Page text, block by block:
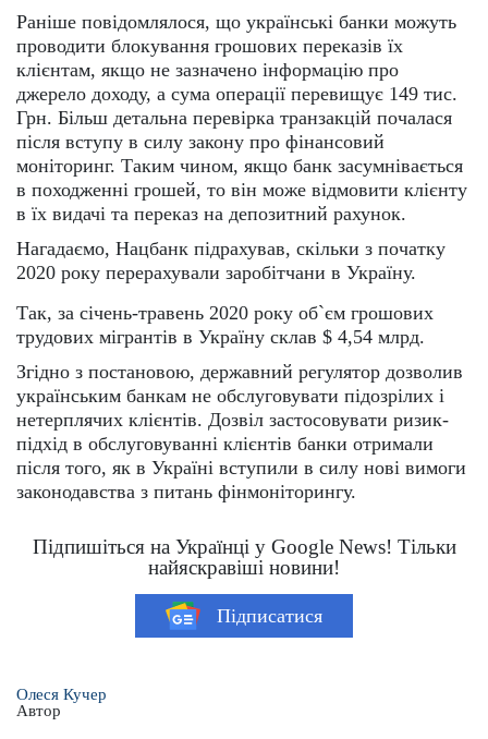
Раніше повідомлялося, що українські банки можуть
проводити блокування грошових переказів їх
клієнтам, якщо не зазначено інформацію про
джерело доходу, а сума операції перевищує 149 тис.
Грн. Більш детальна перевірка транзакцій почалася
після вступу в силу закону про фінансовий
моніторинг. Таким чином, якщо банк засумнівається
в походженні грошей, то він може відмовити клієнту
в їх видачі та переказ на депозитний рахунок.
Нагадаємо, Нацбанк підрахував, скільки з початку
2020 року перерахували заробітчани в Україну.
Так, за січень-травень 2020 року об`єм грошових
трудових мігрантів в Україну склав $ 4,54 млрд.
Згідно з постановою, державний регулятор дозволив
українським банкам не обслуговувати підозрілих і
нетерплячих клієнтів. Дозвіл застосовувати ризик-
підхід в обслуговуванні клієнтів банки отримали
після того, як в Україні вступили в силу нові вимоги
законодавства з питань фінмоніторингу.
Підпишіться на Українці у Google News! Тільки
найяскравіші новини!
Підписатися
Олеся Кучер
Автор